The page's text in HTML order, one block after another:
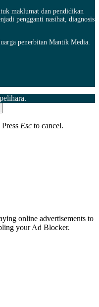
maklumat dan pendidikan
pengganti nasihat, diagnosis
penerbitan Mantik Media.
Esc to cancel.
online advertisements to
your Ad Blocker.